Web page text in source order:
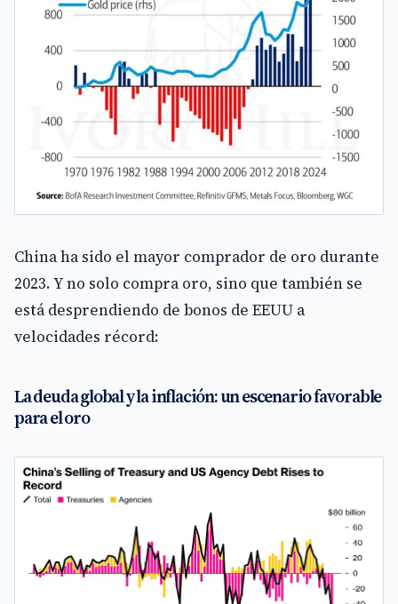
China ha sido el mayor comprador de oro durante
2023. Y no solo compra oro, sino que también se
está desprendiendo de bonos de EEUU a
velocidades récord:
La deuda global y la inflación: un escenario favorable
para el oro